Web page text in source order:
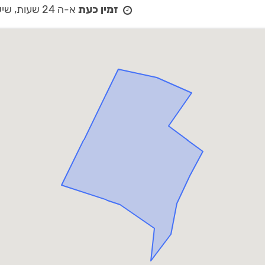
זמין כעת א-ה 24 שעות, שישי